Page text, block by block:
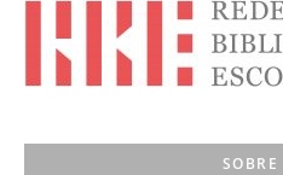
SOBRE